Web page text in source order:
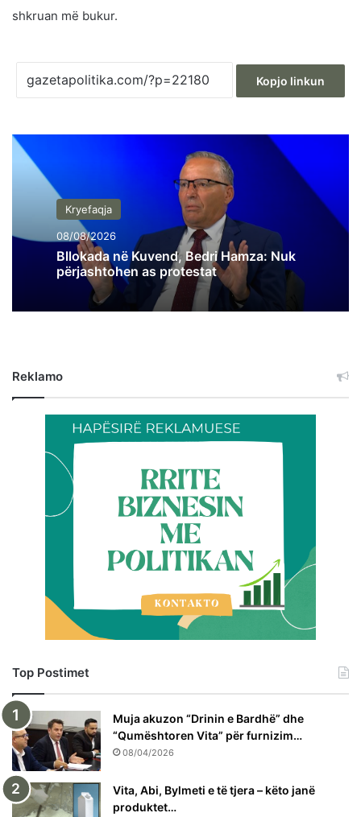
shkruan më bukur.
Kopjo linkun
Kryefaqja
08/08/2026
Bllokada në Kuvend, Bedri Hamza: Nuk
përjashtohen as protestat
Reklamo
Top Postimet
Muja akuzon “Drinin e Bardhë” dhe
“Qumështoren Vita” për furnizim…
08/04/2026
Vita, Abi, Bylmeti e të tjera – këto janë
produktet…